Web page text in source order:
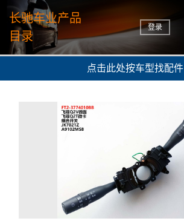
长驰车业产品
目录
登录
点击此处按车型找配件